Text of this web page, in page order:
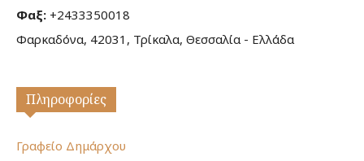
Φαξ: +2433350018
Φαρκαδόνα, 42031, Τρίκαλα, Θεσσαλία - Ελλάδα
Πληροφορίες
Γραφείο Δημάρχου